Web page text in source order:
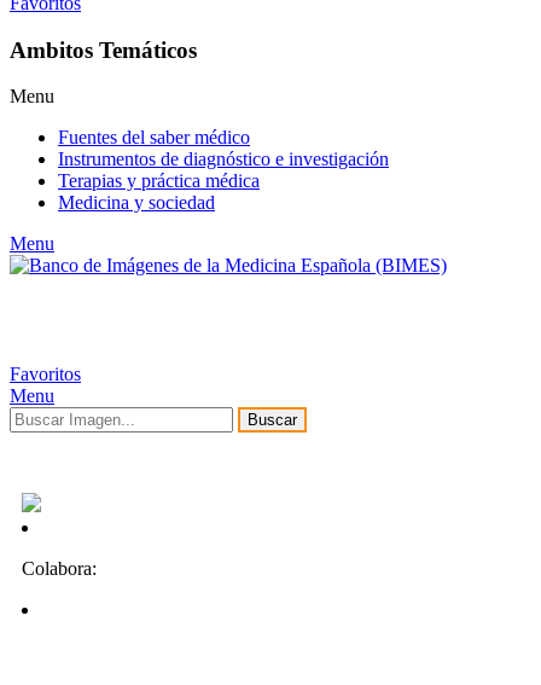
Ambitos Temáticos
Menu
Fuentes del saber médico
Instrumentos de diagnóstico e investigación
Terapias y práctica médica
Medicina y sociedad
Menu
Favoritos
Menu
Buscar
Colabora: